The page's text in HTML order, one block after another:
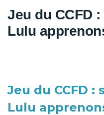
Jeu du CCFD
Lulu
Jeu du CCFD :
Lulu